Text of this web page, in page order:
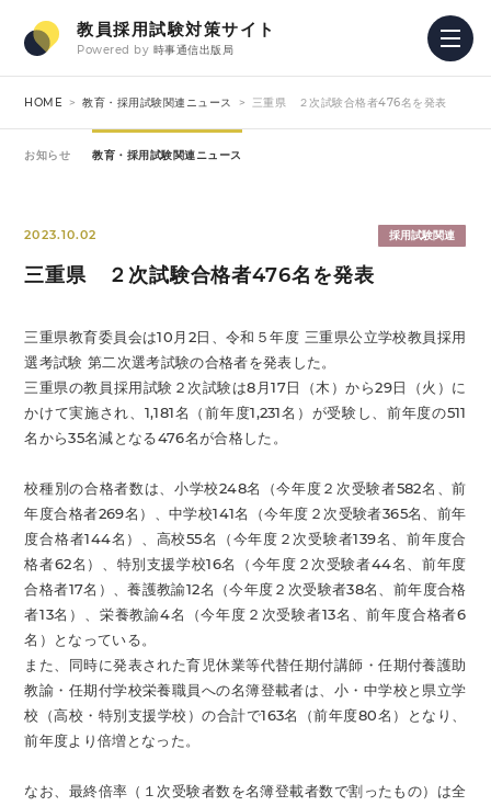
教員採用試験対策サイト
Powered by 時事通信出版局
HOME 教育・採用試験関連ニュース 三重県 ２次試験合格者476名を発表
お知らせ 教育・採用試験関連ニュース
2023.10.02 採用試験関連
三重県 ２次試験合格者476名を発表
三重県教育委員会は10月2日、令和５年度 三重県公立学校教員採用
選考試験 第二次選考試験の合格者を発表した。
三重県の教員採用試験２次試験は8月17日（木）から29日（火）に
かけて実施され、1,181名（前年度1,231名）が受験し、前年度の511
名から35名減となる476名が合格した。
校種別の合格者数は、小学校248名（今年度２次受験者582名、前
年度合格者269名）、中学校141名（今年度２次受験者365名、前年
度合格者144名）、高校55名（今年度２次受験者139名、前年度合
格者62名）、特別支援学校16名（今年度２次受験者44名、前年度
合格者17名）、養護教諭12名（今年度２次受験者38名、前年度合格
者13名）、栄養教諭4名（今年度２次受験者13名、前年度合格者6
名）となっている。
また、同時に発表された育児休業等代替任期付講師・任期付養護助
教諭・任期付学校栄養職員への名簿登載者は、小・中学校と県立学
校（高校・特別支援学校）の合計で163名（前年度80名）となり、
前年度より倍増となった。
なお、最終倍率（１次受験者数を名簿登載者数で割ったもの）は全